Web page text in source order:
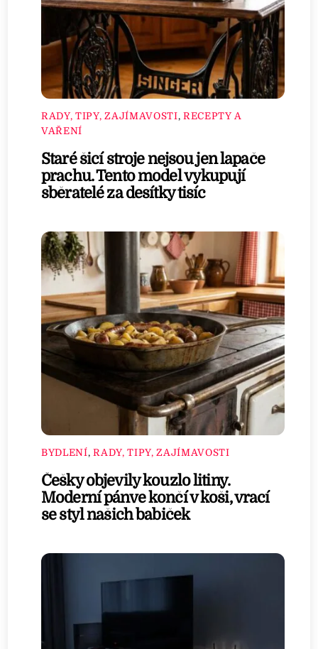
RADY, TIPY, ZAJÍMAVOSTI, RECEPTY A
VAŘENÍ
Staré šicí stroje nejsou jen lapače
prachu. Tento model vykupují
sběratelé za desítky tisíc
BYDLENÍ,RADY, TIPY, ZAJÍMAVOSTI
Češky objevily kouzlo litiny.
Moderní pánve končí v koši, vrací
se styl našich babiček